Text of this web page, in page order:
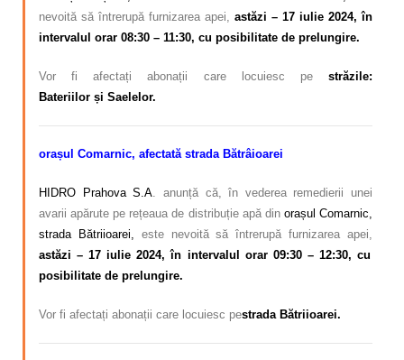
nevoită să întrerupă furnizarea apei, astăzi – 17 iulie 2024, în
intervalul orar 08:30 – 11:30, cu posibilitate de prelungire.
Vor fi afectați abonații care locuiesc pe străzile:
Bateriilor și Saelelor.
orașul Comarnic, afectată strada Bătrâioarei
HIDRO Prahova S.A. anunță că, în vederea remedierii unei
avarii apărute pe rețeaua de distribuție apă din orașul Comarnic,
strada Bătriioarei, este nevoită să întrerupă furnizarea apei,
astăzi – 17 iulie 2024, în intervalul orar 09:30 – 12:30, cu
posibilitate de prelungire.
Vor fi afectați abonații care locuiesc pestrada Bătriioarei.